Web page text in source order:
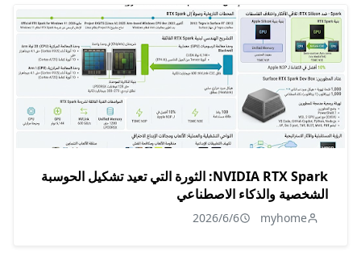
NVIDIA RTX Spark: الثورة التي تعيد تشكيل الحوسبة
الشخصية والذكاء الاصطناعي
myhome
2026/6/6